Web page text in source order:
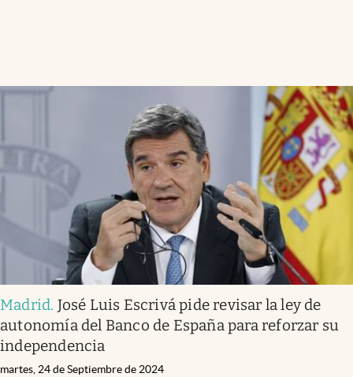
Madrid. José Luis Escrivá pide revisar la ley de
autonomía del Banco de España para reforzar su
independencia
martes, 24 de Septiembre de 2024